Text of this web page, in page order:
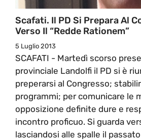
Scafati. Il PD Si Prepara Al
Verso Il “Redde Rationem”
5 Luglio 2013
SCAFATI - Martedì scorso
provinciale Landolfi il PD si è
preperarsi al Congresso;
programmi; per comunicare le
opposizione definite dure e
incontro proficuo. Si guarda
lasciandosi alle spalle il